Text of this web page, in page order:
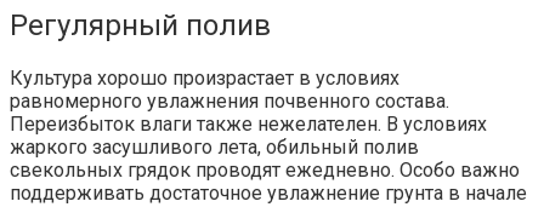
Регулярный полив
Культура хорошо произрастает в условиях
равномерного увлажнения почвенного состава.
Переизбыток влаги также нежелателен. В условиях
жаркого засушливого лета, обильный полив
свекольных грядок проводят ежедневно. Особо важно
поддерживать достаточное увлажнение грунта в начале